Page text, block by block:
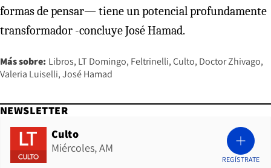
formas de pensar— tiene un potencial profundamente
transformador -concluye José Hamad.
Más sobre: Libros LT Domingo Feltrinelli Culto Doctor Zhivago
Valeria Luiselli José Hamad
NEWSLETTER
Culto
Miércoles, AM
REGÍSTRATE